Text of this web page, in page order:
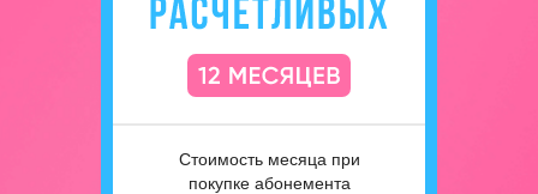
Стоимость месяца при
покупке абонемента